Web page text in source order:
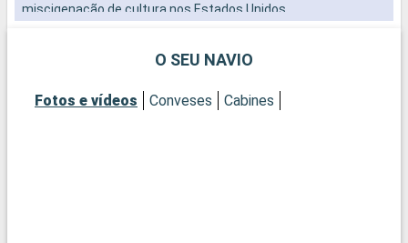
miscigenação de cultura nos Estados Unidos.
O SEU NAVIO
Fotos e vídeos Conveses Cabines